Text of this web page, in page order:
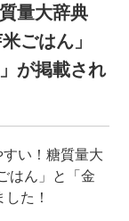
量大辞典
ごはん」
が掲載され
い！糖質量大
はん」と「金
た！